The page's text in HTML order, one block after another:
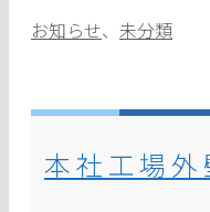
カ
リ
お知らせ、 未分類
本社工場